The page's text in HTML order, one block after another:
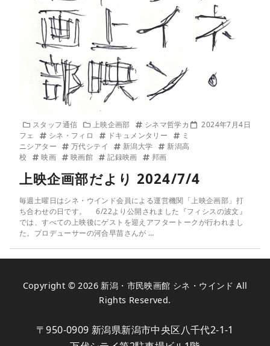
スタッフ通信 上映企画部
シネマ哲学カ
フェ
シネ・フィロ ドキュメンタリー
ミ
ニシアター
万代シテイ 新潟大学
新潟高
校
映画 映画館 記録映画 邦画
2024年7月4日
上映企画部だより 2024/7/4
毎週土曜日はシネ・ウインド会員による運営機関「上映企画部」打
ち合わせの日です。 6/22より公開されました『フィシスの波文』
では、すべての上映後にゲストを迎えアフタートークが行われまし
た。プロデューサーの河合早苗さんが …
Copyright © 2026 新潟・市民映画館 シネ・ウインド All
Rights Reserved.
〒950-0909 新潟県新潟市中央区八千代2-1-1